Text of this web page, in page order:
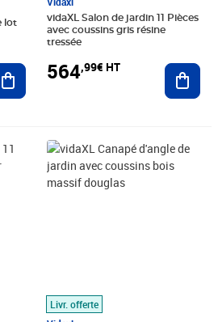
lot
Ajouter au panier
vidaXL Salon de jardin 11 Pièces
avec coussins gris résine
tressée
564,99€ HT
Livr. offerte
Prix 93,24€ HT